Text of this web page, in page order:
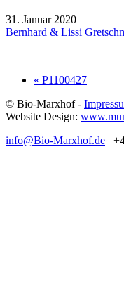
31. Januar 2020
Bernhard & Lissi
« P1100427
© Bio-Marxhof -
Website Design:
info@Bio-Marxhof.de